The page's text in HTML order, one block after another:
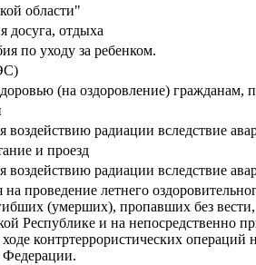
области"
досуга, отдыха
по уходу за ребенком.
(на оздоровление) гражданам,
воздействию радиации вследствие
и проезд
воздействию радиации вследствие
проведение летнего
(умерших), пропавших без
Республике и на
контртеррористических